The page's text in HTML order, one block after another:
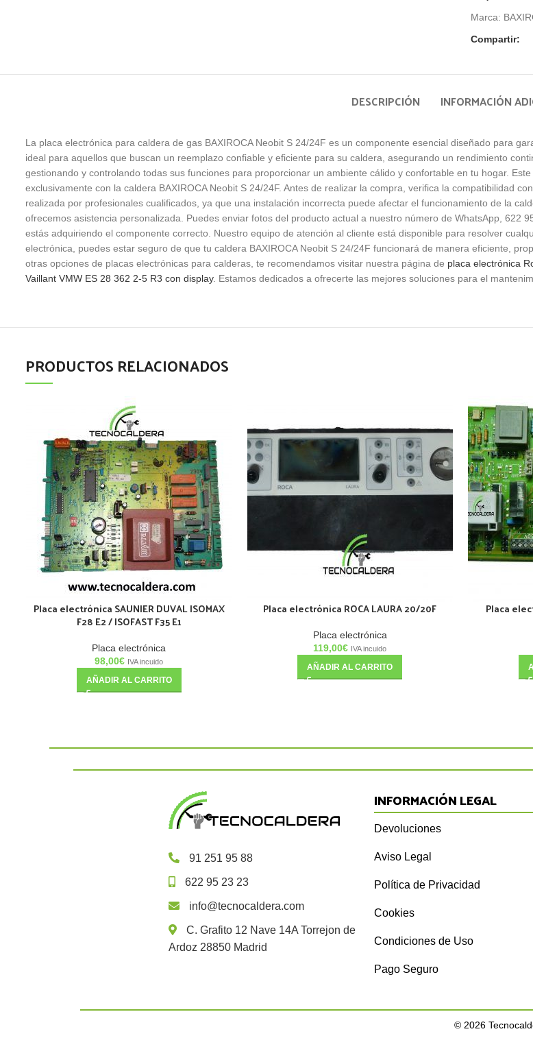
Marca:
Compartir:
DESCRIPCIÓN INFORMACIÓN
La placa electrónica para caldera de gas BAXIROCA Neobit S 24/24F es un componente esencial diseñado para
ideal para aquellos que buscan un reemplazo confiable y eficiente para su caldera, asegurando un rendimiento
gestionando y controlando todas sus funciones para proporcionar un ambiente cálido y confortable en tu hogar.
exclusivamente con la caldera BAXIROCA Neobit S 24/24F. Antes de realizar la compra, verifica la compatibilidad
realizada por profesionales cualificados, ya que una instalación incorrecta puede afectar el funcionamiento de la
ofrecemos asistencia personalizada. Puedes enviar fotos del producto actual a nuestro número de WhatsApp, 622
estás adquiriendo el componente correcto. Nuestro equipo de atención al cliente está disponible para resolver
electrónica, puedes estar seguro de que tu caldera BAXIROCA Neobit S 24/24F funcionará de manera eficiente,
otras opciones de placas electrónicas para calderas, te recomendamos visitar nuestra página de placa electrónica
Vaillant VMW ES 28 362 2-5 R3 con display. Estamos dedicados a ofrecerte las mejores soluciones para el
PRODUCTOS RELACIONADOS
Placa electrónica SAUNIER DUVAL ISOMAX
F28 E2 / ISOFAST F35 E1
Placa electrónica
98,00€ IVA incuido
AÑADIR AL CARRITO
Placa electrónica ROCA LAURA 20/20F
Placa electrónica
119,00€ IVA incuido
AÑADIR AL CARRITO
Placa
91 251 95 88
622 95 23 23
info@tecnocaldera.com
C. Grafito 12 Nave 14A Torrejon de
Ardoz 28850 Madrid
INFORMACIÓN LEGAL
Devoluciones
Aviso Legal
Política de Privacidad
Cookies
Condiciones de Uso
Pago Seguro
© 2026